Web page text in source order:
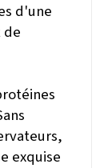
d'une
exquise